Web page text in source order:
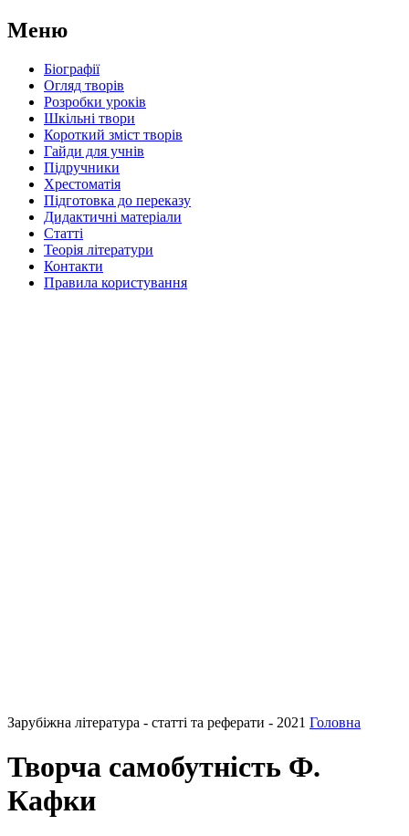
Меню
Біографії
Огляд творів
Розробки уроків
Шкільні твори
Короткий зміст творів
Гайди для учнів
Підручники
Хрестоматія
Підготовка до переказу
Дидактичні матеріали
Статті
Теорія літератури
Контакти
Правила користування
Зарубіжна література - статті та реферати - 2021 Головна
Творча самобутність Ф.
Кафки